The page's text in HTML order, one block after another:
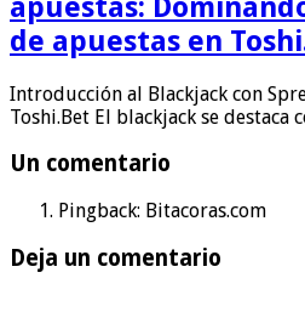
apuestas:
de apuestas en
Introducción al Blackjack con
Toshi.Bet El blackjack se destaca
Un comentario
Pingback: Bitacoras.com
Deja un comentario